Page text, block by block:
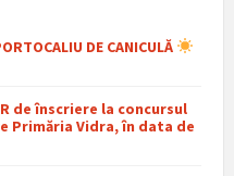
DE CANICULĂ
de înscriere la concursul
Primăria Vidra, în data de